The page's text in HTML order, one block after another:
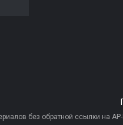
без обратной ссылки на